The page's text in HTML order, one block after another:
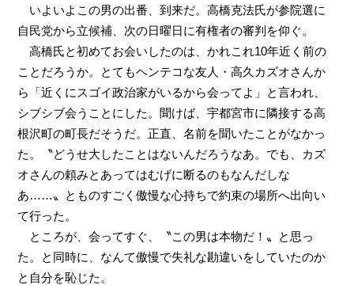
いよいよこの男の出番、到来だ。高橋克法氏が参院選に
自民党から立候補、次の日曜日に有権者の審判を仰ぐ。
高橋氏と初めてお会いしたのは、かれこれ10年近く前の
ことだろうか。とてもヘンテコな友人・高久カズオさんか
ら「近くにスゴイ政治家がいるから会ってよ」と言われ、
シブシブ会うことにした。聞けば、宇都宮市に隣接する高
根沢町の町長だそうだ。正直、名前を聞いたことがなかっ
た。〝どうせ大したことはないんだろうなあ。でも、カズ
オさんの頼みとあってはむげに断るのもなんだしな
あ……〟とものすごく傲慢な心持ちで約束の場所へ出向い
て行った。
ところが、会ってすぐ、〝この男は本物だ！〟と思っ
た。と同時に、なんて傲慢で失礼な勘違いをしていたのか
と自分を恥じた。